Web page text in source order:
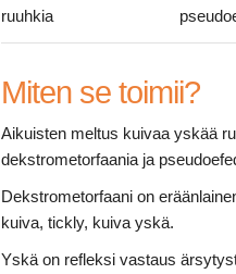
ruuhkia
Miten se toimii?
Aikuisten meltus kuivaa yskää
dekstrometorfaania ja
Dekstrometorfaani on
kuiva, tickly, kuiva yskä.
Yskä on refleksi vastaus